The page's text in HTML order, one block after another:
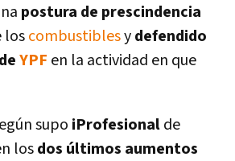
postura de prescindencia
loscombustiblesydefendido
YPF en la actividad en que
supo iProfesionalde
losdos últimos aumentos